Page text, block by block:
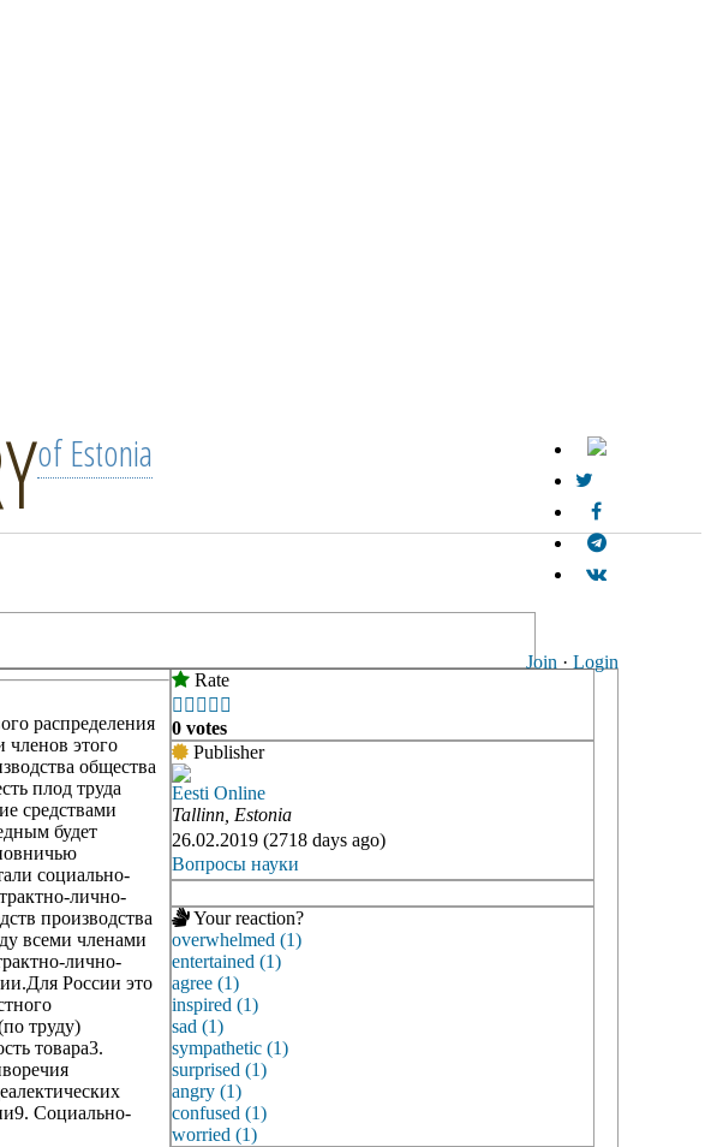
of Estonia
Join · Login
распределения
членов этого
общества
плод труда
средствами
будет
социально-
лично-
производства
всеми членами
лично-
России это
труду)
товара3.
Социально-
Rate
    
0 votes
Publisher
Eesti Online
Tallinn, Estonia
26.02.2019 (2718 days ago)
Вопросы науки
Your reaction?
overwhelmed (1)
entertained (1)
agree (1)
inspired (1)
sad (1)
sympathetic (1)
surprised (1)
angry (1)
confused (1)
worried (1)